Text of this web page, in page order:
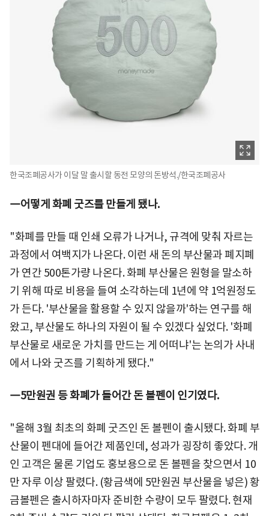
한국조폐공사가 이달 말 출시할 동전 모양의 돈방석./한국조폐공사
―어떻게 화폐 굿즈를 만들게 됐나.
"화폐를 만들 때 인쇄 오류가 나거나, 규격에 맞춰 자르는
과정에서 여백지가 나온다. 이런 새 돈의 부산물과 폐지폐
가 연간 500톤가량 나온다. 화폐 부산물은 원형을 말소하
기 위해 따로 비용을 들여 소각하는데 1년에 약 1억원정도
가 든다. '부산물을 활용할 수 있지 않을까'하는 연구를 해
왔고, 부산물도 하나의 자원이 될 수 있겠다 싶었다. '화폐
부산물로 새로운 가치를 만드는 게 어떠냐'는 논의가 사내
에서 나와 굿즈를 기획하게 됐다."
―5만원권 등 화폐가 들어간 돈 볼펜이 인기였다.
"올해 3월 최초의 화폐 굿즈인 돈 볼펜이 출시됐다. 화폐 부
산물이 펜대에 들어간 제품인데, 성과가 굉장히 좋았다. 개
인 고객은 물론 기업도 홍보용으로 돈 볼펜을 찾으면서 10
만 자루 이상 팔렸다. (황금색에 5만원권 부산물을 넣은) 황
금볼펜은 출시하자마자 준비한 수량이 모두 팔렸다. 현재